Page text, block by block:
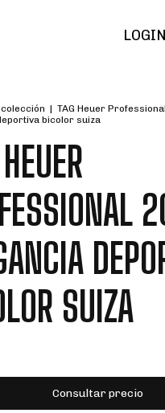
LOGIN
colección | TAG Heuer
bicolor suiza
SUIZA